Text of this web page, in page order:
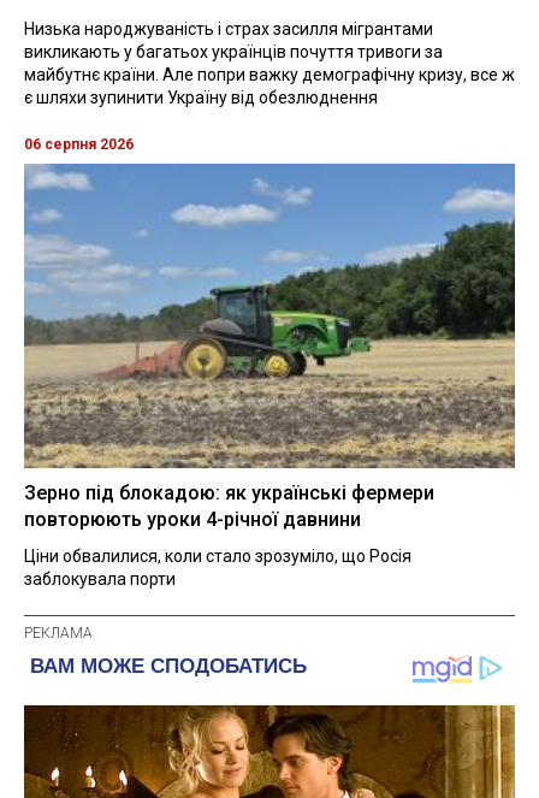
Низька народжуваність і страх засилля мігрантами
викликають у багатьох українців почуття тривоги за
майбутнє країни. Але попри важку демографічну кризу, все ж
є шляхи зупинити Україну від обезлюднення
06 серпня 2026
Зерно під блокадою: як українські фермери
повторюють уроки 4-річної давнини
Ціни обвалилися, коли стало зрозуміло, що Росія
заблокувала порти